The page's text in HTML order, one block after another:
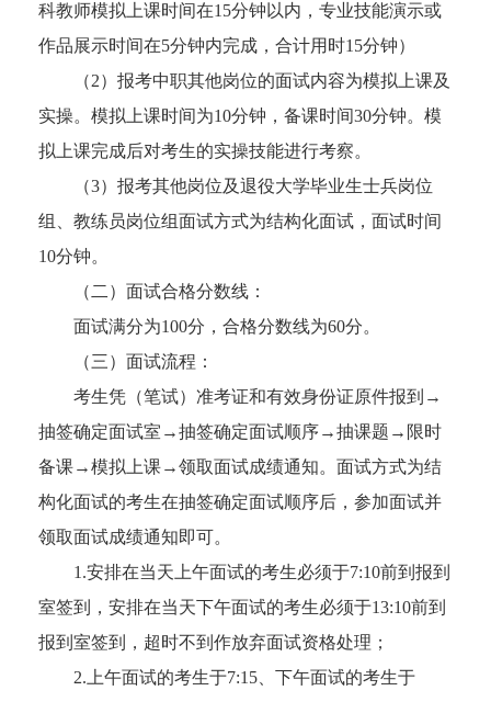
科教师模拟上课时间在15分钟以内，专业技能演示或
作品展示时间在5分钟内完成，合计用时15分钟）
（2）报考中职其他岗位的面试内容为模拟上课及
实操。模拟上课时间为10分钟，备课时间30分钟。模
拟上课完成后对考生的实操技能进行考察。
（3）报考其他岗位及退役大学毕业生士兵岗位
组、教练员岗位组面试方式为结构化面试，面试时间
10分钟。
（二）面试合格分数线：
面试满分为100分，合格分数线为60分。
（三）面试流程：
考生凭（笔试）准考证和有效身份证原件报到→
抽签确定面试室→抽签确定面试顺序→抽课题→限时
备课→模拟上课→领取面试成绩通知。面试方式为结
构化面试的考生在抽签确定面试顺序后，参加面试并
领取面试成绩通知即可。
1.安排在当天上午面试的考生必须于7:10前到报到
室签到，安排在当天下午面试的考生必须于13:10前到
报到室签到，超时不到作放弃面试资格处理；
2.上午面试的考生于7:15、下午面试的考生于